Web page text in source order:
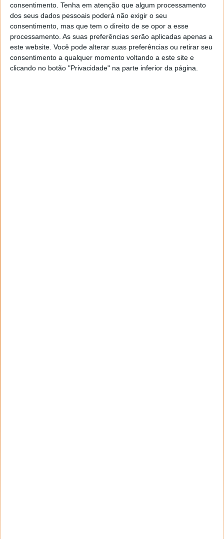
consentimento. Tenha em atenção que algum processamento
dos seus dados pessoais poderá não exigir o seu
consentimento, mas que tem o direito de se opor a esse
processamento. As suas preferências serão aplicadas apenas a
este website. Você pode alterar suas preferências ou retirar seu
consentimento a qualquer momento voltando a este site e
clicando no botão "Privacidade" na parte inferior da página.